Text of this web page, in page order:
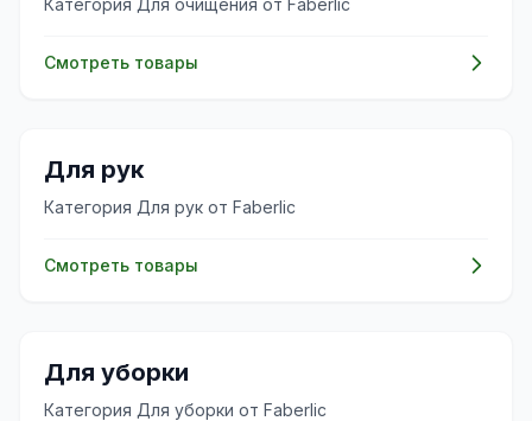
Категория Для очищения от Faberlic
Смотреть товары
✨
Для рук
Категория Для рук от Faberlic
Смотреть товары
✨
Для уборки
Категория Для уборки от Faberlic